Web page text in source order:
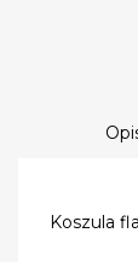
Koszula